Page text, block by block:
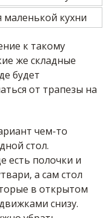
к такому
же складные
будет
от трапезы на
чем-то
стол.
есть полочки и
а сам стол
в открытом
снизу.